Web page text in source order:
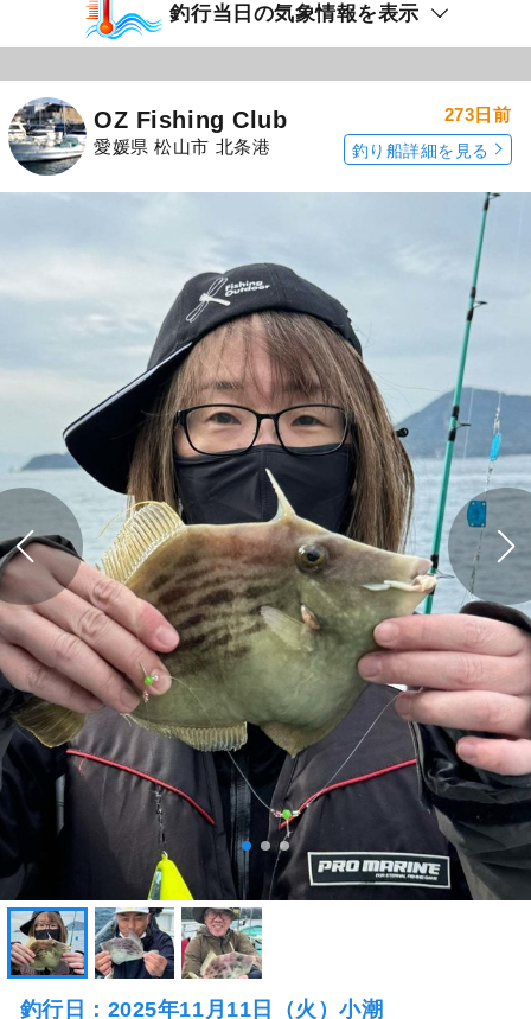
釣行当日の気象情報を表示
OZ Fishing Club
愛媛県 松山市 北条港
273日前
釣り船詳細を見る
釣行日：2025年11月11日（火）小潮